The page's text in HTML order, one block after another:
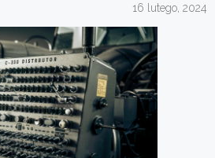
16 lutego, 2024